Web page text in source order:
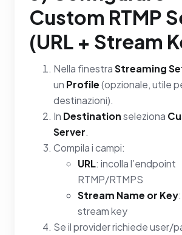
Custom RTMP
(URL + Stream
Nella finestraStreaming
un Profile(opzionale, utile
destinazioni).
In Destinationseleziona
Server.
Compila i campi:
URL: incolla l’endpoint
RTMP/RTMPS
Stream Name or Key
stream key
Se il provider richiede user/